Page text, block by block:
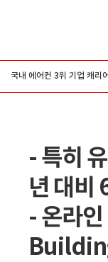
국내 에어컨 3위 기업 캐리
- 특히
년 대비
- 온라